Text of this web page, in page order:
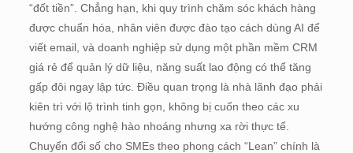
“đốt tiền”. Chẳng hạn, khi quy trình chăm sóc khách hàng
được chuẩn hóa, nhân viên được đào tạo cách dùng AI để
viết email, và doanh nghiệp sử dụng một phần mềm CRM
giá rẻ để quản lý dữ liệu, năng suất lao động có thể tăng
gấp đôi ngay lập tức. Điều quan trọng là nhà lãnh đạo phải
kiên trì với lộ trình tinh gọn, không bị cuốn theo các xu
hướng công nghệ hào nhoáng nhưng xa rời thực tế.
Chuyển đổi số cho SMEs theo phong cách “Lean” chính là